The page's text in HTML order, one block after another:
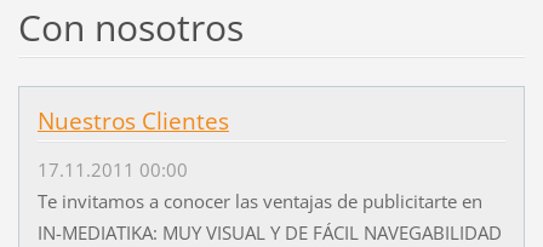
Con nosotros
Nuestros Clientes
17.11.2011 00:00
Te invitamos a conocer las ventajas de publicitarte en
IN-MEDIATIKA: MUY VISUAL Y DE FÁCIL NAVEGABILIDAD